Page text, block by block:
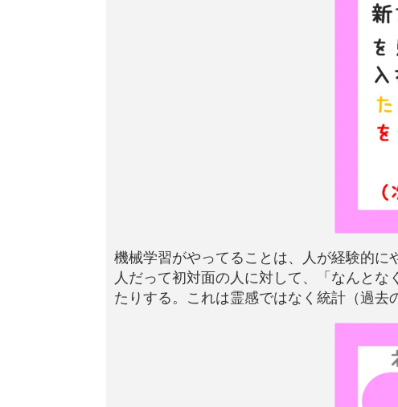
機械学習がやってることは、人が経験的に
人だって初対面の人に対して、「なんと
たりする。これは霊感ではなく統計（過去